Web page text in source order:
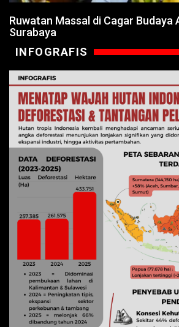
Ruwatan Massal di Cagar Budaya
Surabaya
INFOGRAFIS